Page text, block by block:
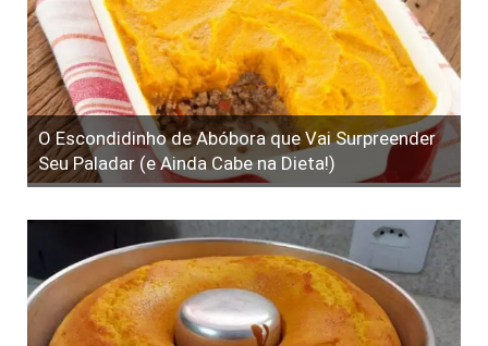
O Escondidinho de Abóbora que Vai Surpreender
Seu Paladar (e Ainda Cabe na Dieta!)